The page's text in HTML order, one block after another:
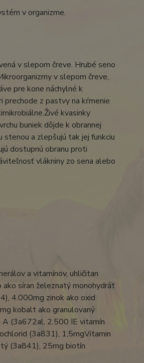
v organizme.
v slepom čreve. Hrubé seno
v slepom čreve,
pre kone náchylné k
prechode z pastvy na kŕmenie
kvasinky
buniek dôjde k obrannej
stenou a zlepšujú tak jej funkciu
dostupnú obranu proti
vlákniny zo sena alebo
a vitamínov, uhličitan
síran železnatý monohydrát
4.000mg zinok ako oxid
kobalt ako granulovaný
(3a672al, 2.500 IE vitamín
(3a831), 1,5mgVitamin
(3a841), 25mg biotín